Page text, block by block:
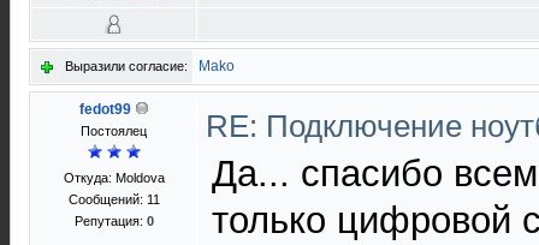
Выразили согласие: Mako
fedot99
Постоялец
Откуда: Moldova
Сообщений: 11
Репутация: 0
RE: Подключение
Да... спасибо
только цифровой